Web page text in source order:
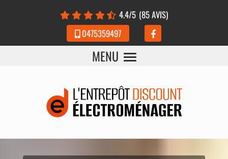
4.4/5 (85 AVIS)
0475359497
MENU